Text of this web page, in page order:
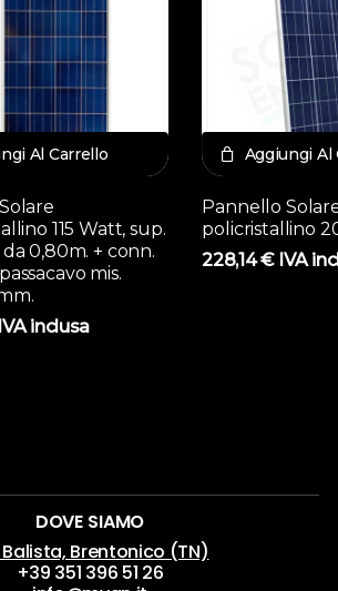
Al Carrello
115 Watt, sup.
da 0,80m. + conn.
mis.
IVA inclusa
Aggiungi Al
Pannello
policristallino
228,14€ IVA
DOVE SIAMO
Brentonico (TN)
+39 351 396 51 26